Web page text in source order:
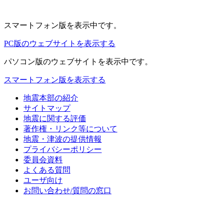
スマートフォン版 を表示中です。
PC版のウェブサイトを表示する
パソコン版のウェブサイトを表示中です。
スマートフォン版を表示する
地震本部の紹介
サイトマップ
地震に関する評価
著作権・リンク等について
地震・津波の提供情報
プライバシーポリシー
委員会資料
よくある質問
ユーザ向け
お問い合わせ/質問の窓口